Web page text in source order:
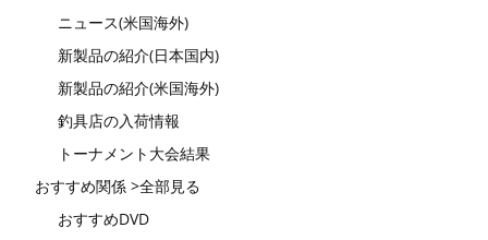
ニュース(米国海外)
新製品の紹介(日本国内)
新製品の紹介(米国海外)
釣具店の入荷情報
トーナメント大会結果
おすすめ関係 >全部見る
おすすめDVD